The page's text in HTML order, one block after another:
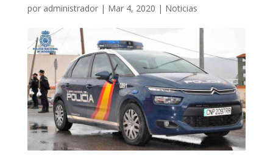
por administrador| Mar 4, 2020 | Noticias